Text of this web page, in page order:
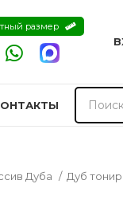
размер
Дуба
Дуб